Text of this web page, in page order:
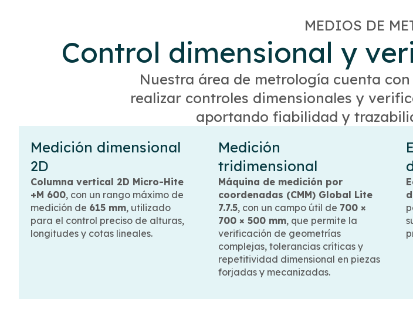
MEDIOS DE
Control dimensional y
Nuestra área de metrología cuenta
realizar controles dimensionales y
aportando fiabilidad y
Medición dimensional
2D
Columna vertical 2D Micro-Hite
+M 600, con un rango máximo de
medición de 615 mm, utilizado
para el control preciso de alturas,
longitudes y cotas lineales.
Medición
tridimensional
Máquina de medición por
coordenadas (CMM) Global Lite
7.7.5, con un campo útil de 700 ×
700 × 500 mm, que permite la
verificación de geometrías
complejas, tolerancias críticas y
repetitividad dimensional en piezas
forjadas y mecanizadas.